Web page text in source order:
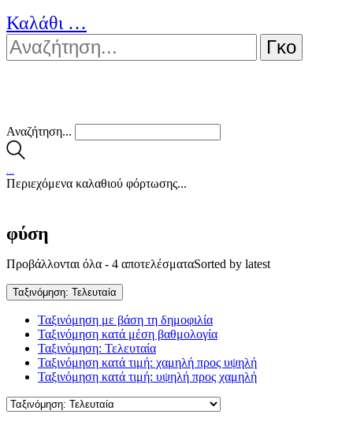
Καλάθι …
Αναζήτηση...
Περιεχόμενα καλαθιού φόρτωσης...
φύση
Προβάλλονται όλα - 4 αποτελέσματαSorted by latest
Ταξινόμηση: Τελευταία
Ταξινόμηση με βάση τη δημοφιλία
Ταξινόμηση κατά μέση βαθμολογία
Ταξινόμηση: Τελευταία
Ταξινόμηση κατά τιμή: χαμηλή προς υψηλή
Ταξινόμηση κατά τιμή: υψηλή προς χαμηλή